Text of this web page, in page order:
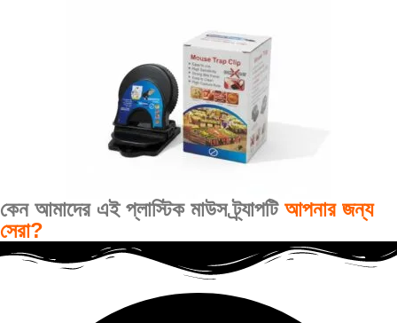
কেন আমাদের এই প্লাস্টিক মাউস ট্র্যাপটি আপনার জন্য
সেরা?